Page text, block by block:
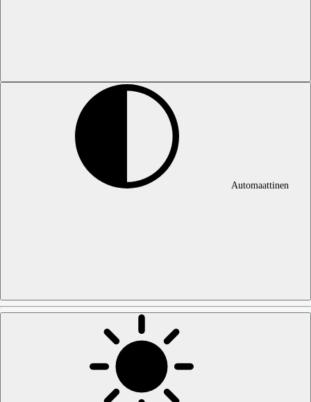
Automaattinen